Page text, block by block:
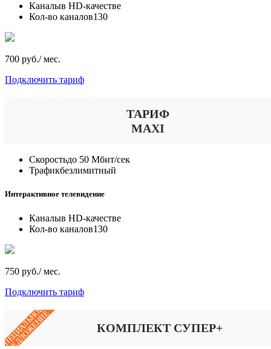
Каналыв HD-качестве
Кол-во каналов130
700 руб./ мес.
Подключить тариф
ТАРИФ
MAXI
Скоростьдо 50 Мбит/сек
Трафикбезлимитный
Интерактивное телевидение
Каналыв HD-качестве
Кол-во каналов130
750 руб./ мес.
Подключить тариф
ПРЕДЛОЖЕНИЕ КОМПЛЕКТ СУПЕР+